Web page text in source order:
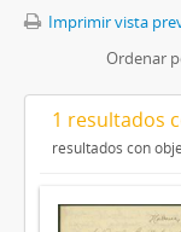
Imprimir vista
Ordenar
1 resultados
resultados con